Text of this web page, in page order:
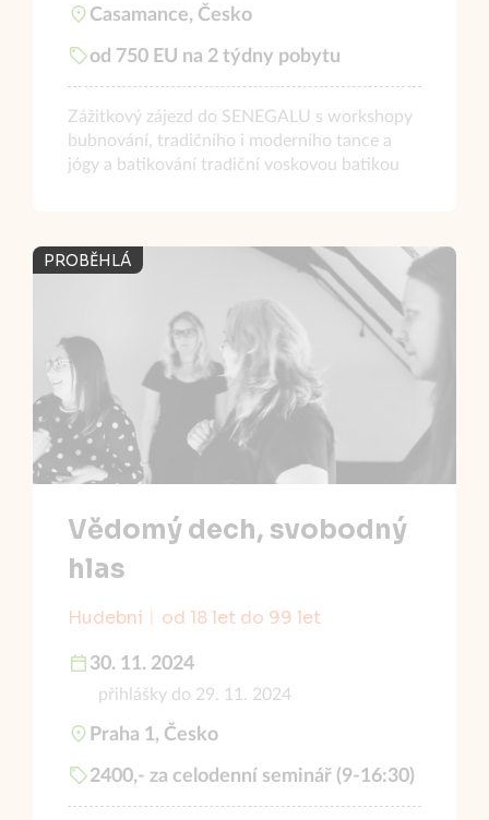
Casamance, Česko
od 750 EU na 2 týdny pobytu
Zážitkový zájezd do SENEGALU s workshopy
bubnování, tradičního i moderního tance a
jógy a batikování tradiční voskovou batikou
PROBĚHLÁ
Vědomý dech, svobodný
hlas
Hudební od 18 let do 99 let
30. 11. 2024
přihlášky do 29. 11. 2024
Praha 1, Česko
2400,- za celodenní seminář (9-16:30)